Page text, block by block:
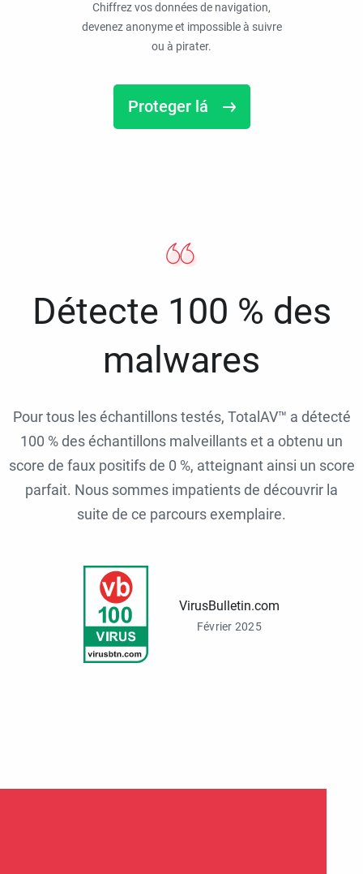
Chiffrez vos données de navigation,
devenez anonyme et impossible à suivre
ou à pirater.
Proteger lá
Détecte 100 % des
malwares
Pour tous les échantillons testés, TotalAV™ a détecté
100 % des échantillons malveillants et a obtenu un
score de faux positifs de 0 %, atteignant ainsi un score
parfait. Nous sommes impatients de découvrir la
suite de ce parcours exemplaire.
VirusBulletin.com
Février 2025